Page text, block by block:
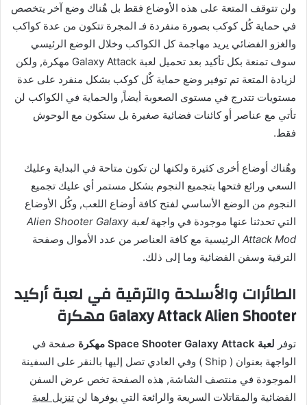
ولن تتوقف المتعة على هذه الأوضاع فقط بل هٌناك وضع آخر يتخصص
في حماية كُل كوكب بصورة منفردة فـ المجرة تتكون من عدة كواكب
والغزو الفضائي يريد مهاجمة كل الكواكب وخلال الوضع الرئيسي
سوف تمنعة بكل تأكيد بعد تحميل لعبة Galaxy Attack مهكرة, ولكن
لزيادة المتعة تم توفير وضع حماية كٌل كوكب بشكل منفرد على عدة
مستويات تتدرج في مستوى الصعوبة أيضاً, والحماية في الكواكب لن
تأتي مع عناصر أو كائنات فضائية صغيرة بل ستكون مع الوحوش
فقط.
وهٌناك أوضاع أخرى كثيرة ولكنها لن تكون متاحة في البداية وعليك
السعي ورائع فتحها بتجميع النجوم بشكل مستمر أي عليك تجميع
النجوم من الوضع الأساسي لفتح كافة أوضاع اللعب, وكُل الأوضاع
التي تحدثنا عنها موجودة في واجهة
لعبة Alien Shooter Galaxy
Attack Mod الرئيسية مع كافة العناصر من عدد الأموال وصفحة
الترقية وسفن الفضائية وما إلى ذلك.
الطائرات والأسلحة والترقية في لعبة أركيد
Galaxy Attack Alien Shooter مهكرة
توفر لعبة Space Shooter Galaxy Attack مهكرة
صفحة في
الواجهة بعنوان ( Ship ) وفي العادي تصل إليها بالنقر على السفينة
الموجودة في منتصف الشاشة, هذه الصفحة تخص عرض السفن
الفضائية والمقاتلات السريعة والرائعة التي يوفرها لن تنزيل لعبة